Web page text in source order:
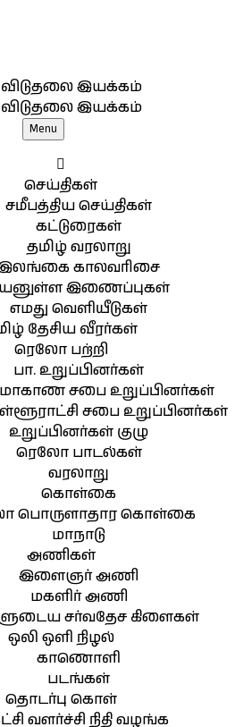
Menu
செய்திகள்
சமீபத்திய செய்திகள்
கட்டுரைகள்
தமிழ் வரலாறு
காலவரிசை
இணைப்புகள்
எமது வெளியீடுகள்
தேசிய வீரர்கள்
ரெலோ பற்றி
பா. உறுப்பினர்கள்
சபை உறுப்பினர்கள்
சபை உறுப்பினர்கள்
உறுப்பினர்கள் குழு
ரெலோ பாடல்கள்
வரலாறு
கொள்கை
பொருளாதார கொள்கை
மாநாடு
அணிகள்
இளைஞர் அணி
மகளிர் அணி
சர்வதேச கிளைகள்
ஒலி ஒளி நிழல்
காணொளி
படங்கள்
தொடர்பு கொள்
வளர்ச்சி நிதி வழங்க